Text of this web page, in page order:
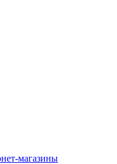
магазины